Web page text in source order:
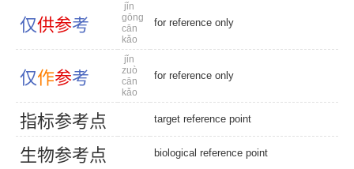
仅供参考
jǐn
gōng
cān
kǎo
for reference only
仅作参考
jǐn
zuò
cān
kǎo
for reference only
指标参考点 target reference point
生物参考点 biological reference point